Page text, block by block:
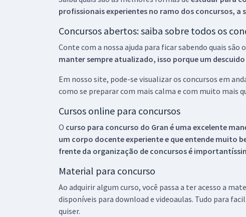
profissionais experientes no ramo dos concursos, a
Concursos abertos: saiba sobre todos os
Conte com a nossa ajuda para ficar sabendo quais são
manter sempre atualizado, isso porque um
Em nosso site, pode-se visualizar os concursos em
como se preparar com mais calma e com muito mais
Cursos online para concursos
O curso para concurso do Gran é uma excelente
um corpo docente experiente e que entende muito
frente da organização de concursos é
Material para concurso
Ao adquirir algum curso, você passa a ter acesso a
disponíveis para download e videoaulas. Tudo para
quiser.